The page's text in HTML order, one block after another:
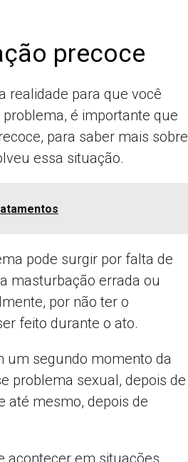
precoce
realidade para que você
é importante que
para saber mais sobre
essa situação.
pode surgir por falta de
masturbação errada ou
por não ter o
feito durante o ato.
um segundo momento da
problema sexual, depois de
até mesmo, depois de
acontecer em situações